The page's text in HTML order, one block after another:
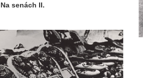
Na senách II.